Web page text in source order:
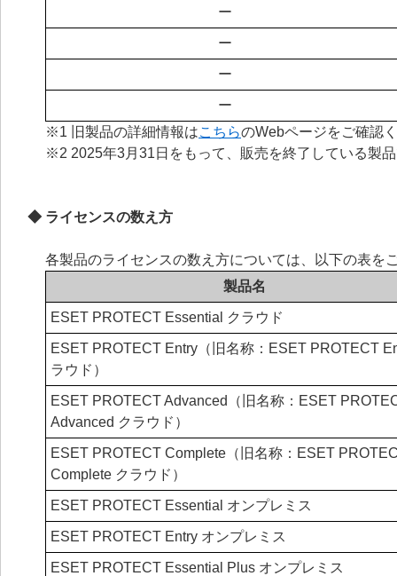
ー
ー
ー
ー
※1 旧製品の詳細情報はこちらのWebページをご確認
※2 2025年3月31日をもって、販売を終了している製
◆ ライセンスの数え方
各製品のライセンスの数え方については、以下の表を
製品名
ESET PROTECT Essential クラウド
ESET PROTECT Entry（旧名称：ESET PROTECT
ラウド）
ESET PROTECT Advanced（旧名称：ESET
Advanced クラウド）
ESET PROTECT Complete（旧名称：ESET
Complete クラウド）
ESET PROTECT Essential オンプレミス
ESET PROTECT Entry オンプレミス
ESET PROTECT Essential Plus オンプレミス